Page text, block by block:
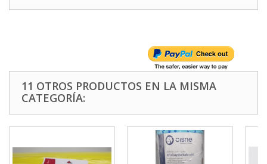
11 OTROS PRODUCTOS EN LA MISMA
CATEGORÍA: